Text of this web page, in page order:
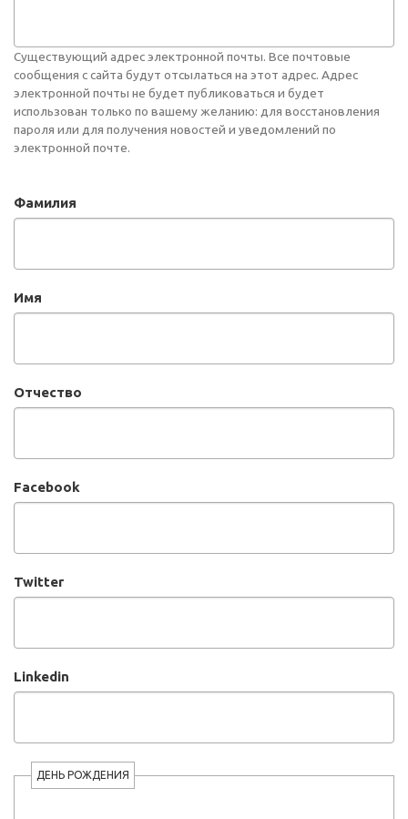
Существующий адрес электронной почты. Все почтовые
сообщения с сайта будут отсылаться на этот адрес. Адрес
электронной почты не будет публиковаться и будет
использован только по вашему желанию: для восстановления
пароля или для получения новостей и уведомлений по
электронной почте.
Фамилия
Имя
Отчество
Facebook
Twitter
Linkedin
ДЕНЬ РОЖДЕНИЯ